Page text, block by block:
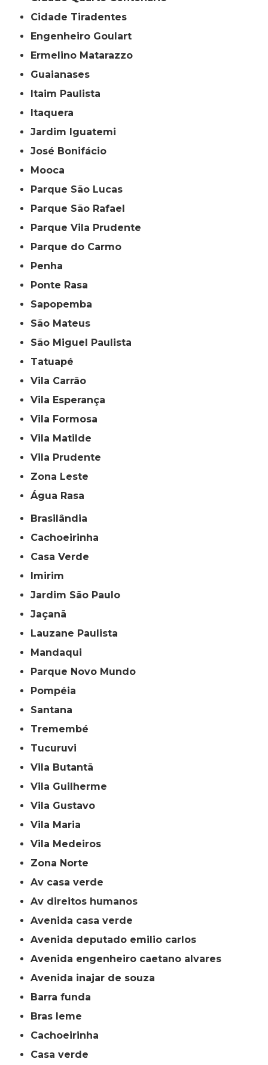
Cidade Tiradentes
Engenheiro Goulart
Ermelino Matarazzo
Guaianases
Itaim Paulista
Itaquera
Jardim Iguatemi
José Bonifácio
Mooca
Parque São Lucas
Parque São Rafael
Parque Vila Prudente
Parque do Carmo
Penha
Ponte Rasa
Sapopemba
São Mateus
São Miguel Paulista
Tatuapé
Vila Carrão
Vila Esperança
Vila Formosa
Vila Matilde
Vila Prudente
Zona Leste
Água Rasa
Brasilândia
Cachoeirinha
Casa Verde
Imirim
Jardim São Paulo
Jaçanã
Lauzane Paulista
Mandaqui
Parque Novo Mundo
Pompéia
Santana
Tremembé
Tucuruvi
Vila Butantã
Vila Guilherme
Vila Gustavo
Vila Maria
Vila Medeiros
Zona Norte
av casa verde
av direitos humanos
avenida casa verde
avenida deputado emilio carlos
avenida engenheiro caetano alvares
avenida inajar de souza
barra funda
bras leme
cachoeirinha
casa verde